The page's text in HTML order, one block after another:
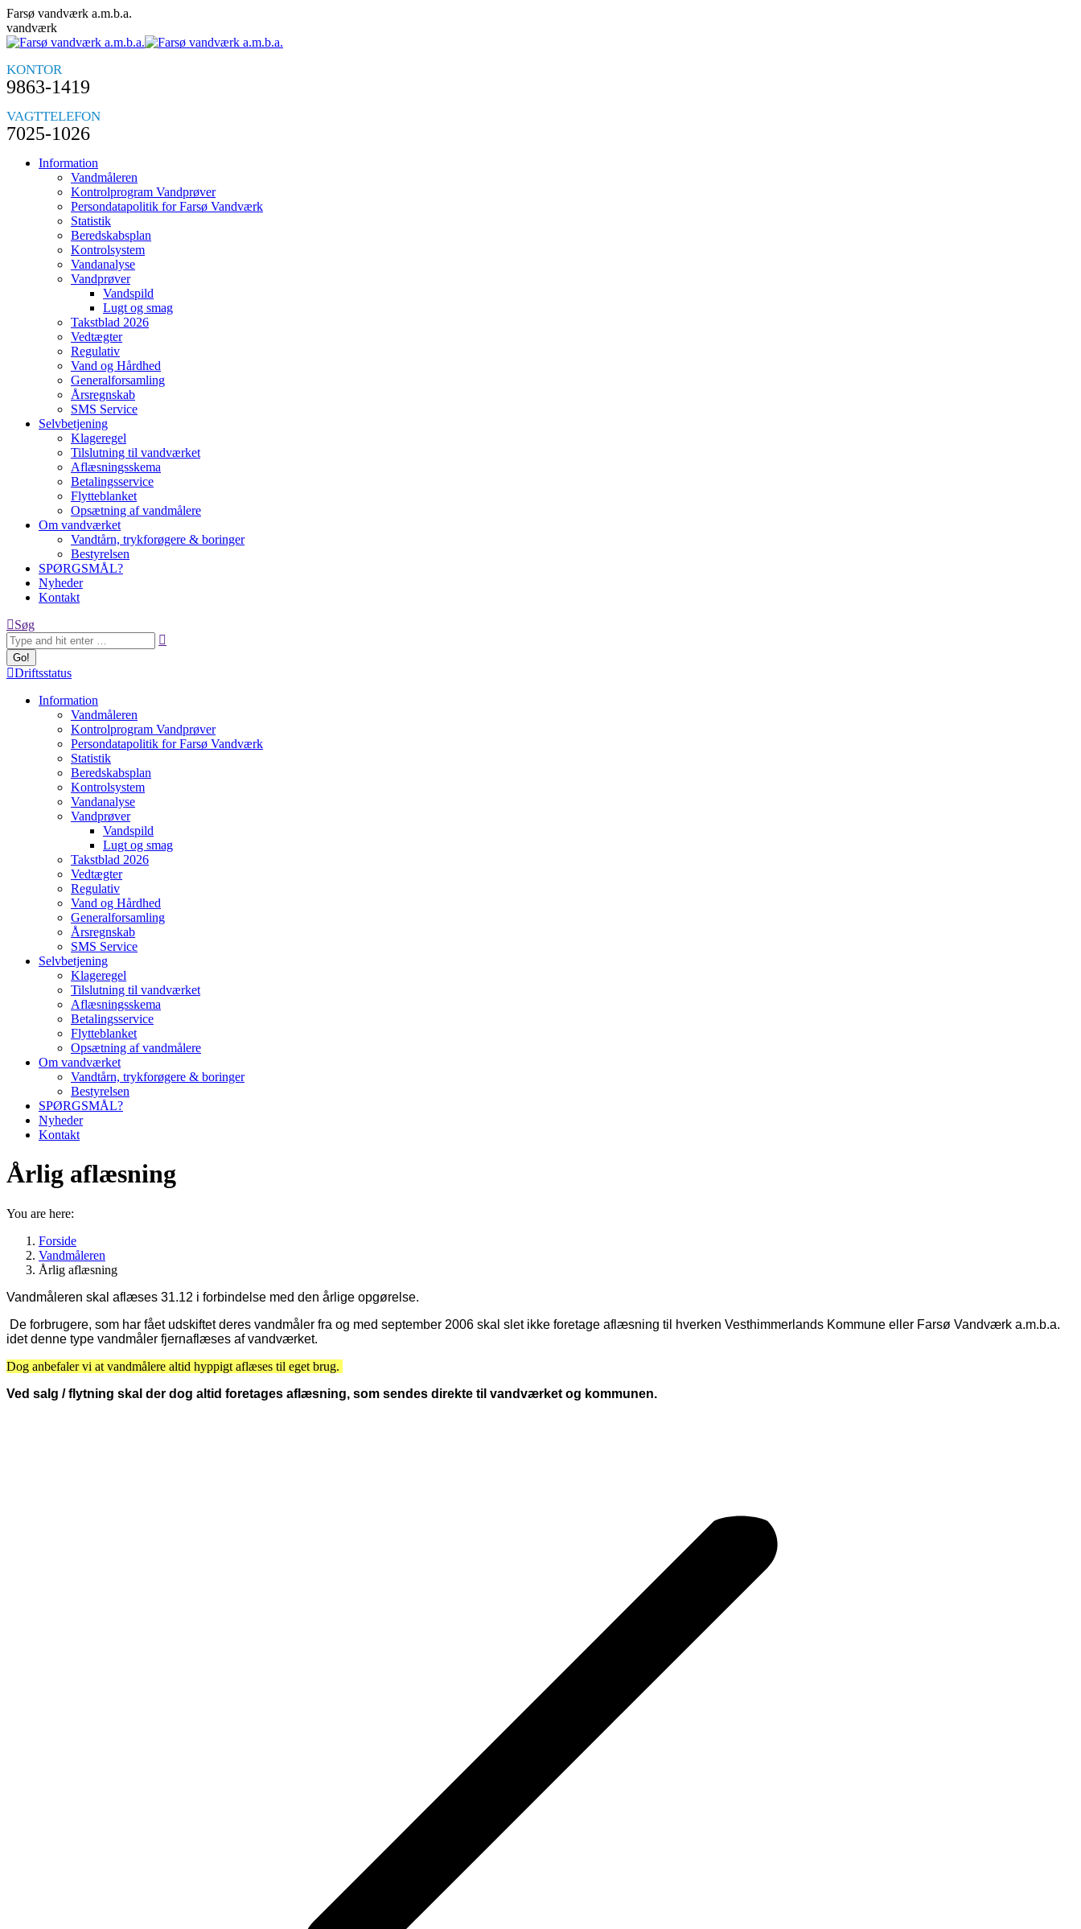
Skip
to
content
Farsø vandværk a.m.b.a.
vandværk
KONTOR
9863-1419
VAGTTELEFON
7025-1026
Information
Vandmåleren
Kontrolprogram Vandprøver
Persondatapolitik for Farsø Vandværk
Statistik
Beredskabsplan
Kontrolsystem
Vandanalyse
Vandprøver
Vandspild
Lugt og smag
Takstblad 2026
Vedtægter
Regulativ
Vand og Hårdhed
Generalforsamling
Årsregnskab
SMS Service
Selvbetjening
Klageregel
Tilslutning til vandværket
Aflæsningsskema
Betalingsservice
Flytteblanket
Opsætning af vandmålere
Om vandværket
Vandtårn, trykforøgere & boringer
Bestyrelsen
SPØRGSMÅL?
Nyheder
Kontakt
Search:
Søg
Driftsstatus
Information
Vandmåleren
Kontrolprogram Vandprøver
Persondatapolitik for Farsø Vandværk
Statistik
Beredskabsplan
Kontrolsystem
Vandanalyse
Vandprøver
Vandspild
Lugt og smag
Takstblad 2026
Vedtægter
Regulativ
Vand og Hårdhed
Generalforsamling
Årsregnskab
SMS Service
Selvbetjening
Klageregel
Tilslutning til vandværket
Aflæsningsskema
Betalingsservice
Flytteblanket
Opsætning af vandmålere
Om vandværket
Vandtårn, trykforøgere & boringer
Bestyrelsen
SPØRGSMÅL?
Nyheder
Kontakt
Årlig aflæsning
You are here:
Forside
Vandmåleren
Årlig aflæsning
Vandmåleren skal aflæses 31.12 i forbindelse med den årlige opgørelse.
De forbrugere, som har fået udskiftet deres vandmåler fra og med september 2006 skal slet ikke foretage aflæsning til hverken Vesthimmerlands Kommune eller Farsø Vandværk a.m.b.a.
idet denne type vandmåler fjernaflæses af vandværket.
Dog anbefaler vi at vandmålere altid hyppigt aflæses til eget brug.
Ved salg / flytning skal der dog altid foretages aflæsning, som sendes direkte til vandværket og kommunen.